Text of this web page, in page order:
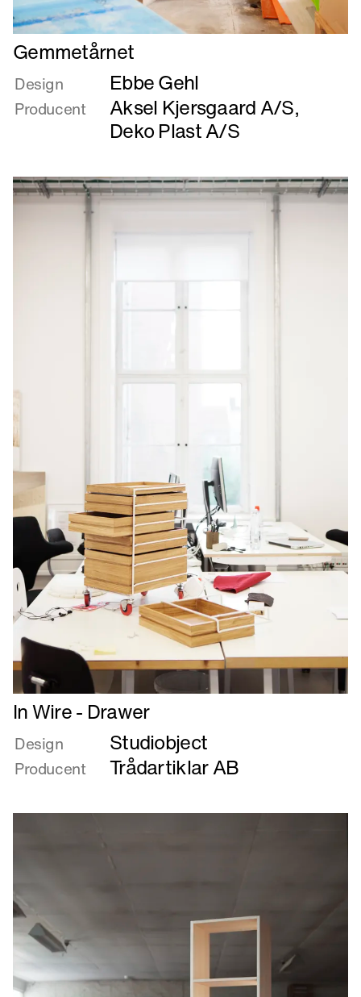
Læs
mere
om
Gemmetårnet
Gemmetårnet
Design Ebbe Gehl
Producent Aksel Kjersgaard A/S,
Deko Plast A/S
Læs
mere
om
In
Wire
Drawer
In Wire - Drawer
Design Studiobject
Producent Trådartiklar AB